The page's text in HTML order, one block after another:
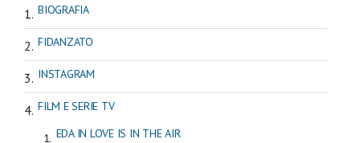
BIOGRAFIA
FIDANZATO
INSTAGRAM
FILM E SERIE TV
EDA IN LOVE IS IN THE AIR